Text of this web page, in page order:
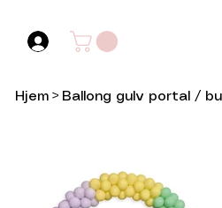
Hjem > Ballong gulv portal /